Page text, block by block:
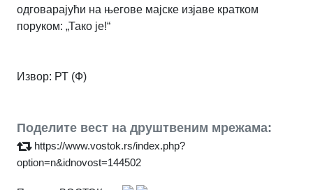
одговарајући на његове мајске изјаве кратком
поруком: „Тако је!“
Извор: РТ (Ф)
Поделите вест на друштвеним мрежама:
https://www.vostok.rs/index.php?
option=n&idnovost=144502